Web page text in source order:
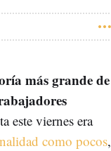
más grande de
este viernes era
como pocos,